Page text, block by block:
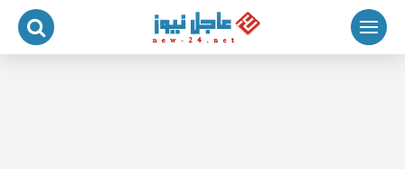
التجاوز
المحتوى